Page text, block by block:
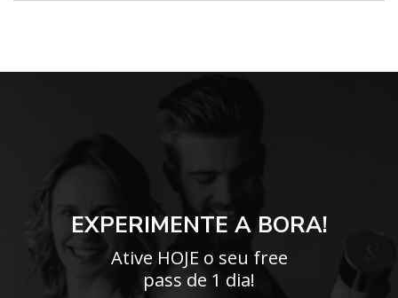
EXPERIMENTE A BORA!
Ative HOJE o seu free
pass de 1 dia!